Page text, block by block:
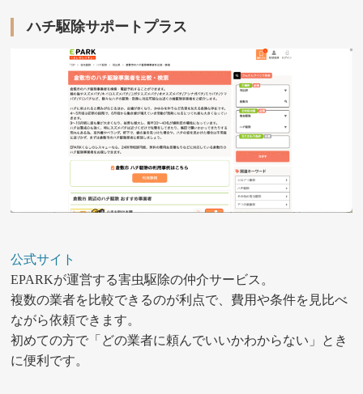
ハチ駆除サポートプラス
公式サイト
EPARKが運営する害虫駆除の仲介サービス。
複数の業者を比較できるのが利点で、費用や条件を見比べ
ながら依頼できます。
初めての方で「どの業者に頼んでいいかわからない」とき
に便利です。